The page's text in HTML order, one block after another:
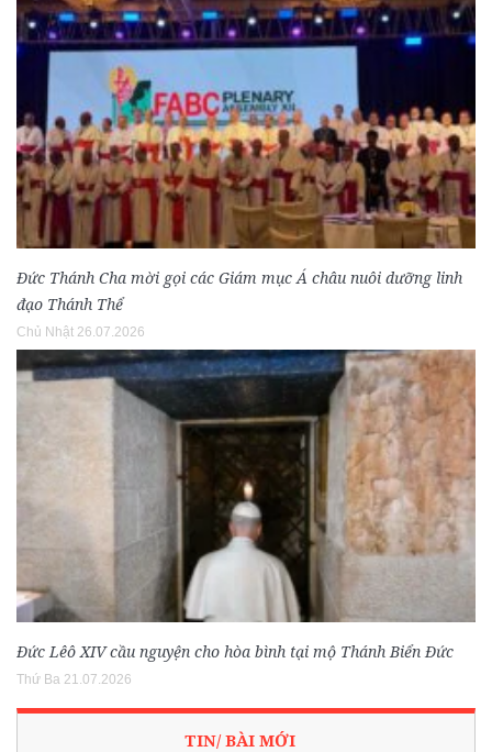
Đức Thánh Cha mời gọi các Giám mục Á châu nuôi dưỡng linh
đạo Thánh Thể
Chủ Nhật 26.07.2026
Đức Lêô XIV cầu nguyện cho hòa bình tại mộ Thánh Biển Đức
Thứ Ba 21.07.2026
TIN/ BÀI MỚI